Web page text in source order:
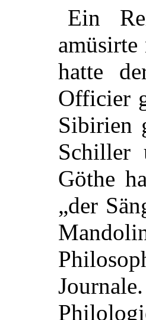
Ein
amüsirte
hatte
Officier
Sibirien
Schiller
Göthe
„der